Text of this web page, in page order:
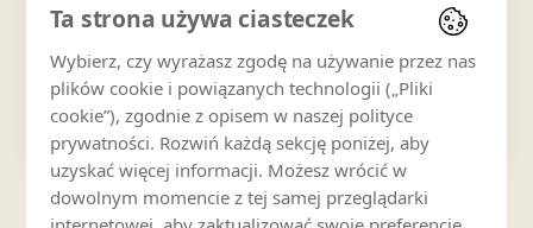
SZUKAJ W KOMPLEKSIE
POLECAMY
Kościelisko Apartament
Ta strona używa ciasteczek
Wybierz, czy wyrażasz zgodę na używanie przez nas
plików cookie i powiązanych technologii („Pliki
cookie”), zgodnie z opisem w naszej polityce
prywatności. Rozwiń każdą sekcję poniżej, aby
uzyskać więcej informacji. Możesz wrócić w
dowolnym momencie z tej samej przeglądarki
internetowej, aby zaktualizować swoje preferencje.